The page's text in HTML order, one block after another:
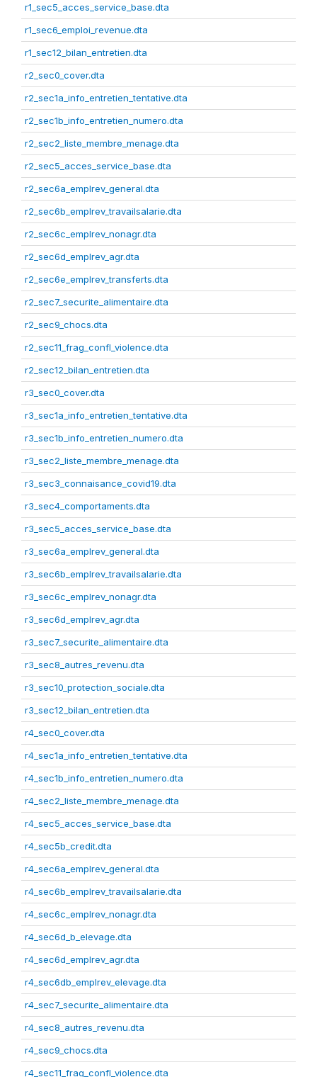
r1_sec5_acces_service_base.dta
r1_sec6_emploi_revenue.dta
r1_sec12_bilan_entretien.dta
r2_sec0_cover.dta
r2_sec1a_info_entretien_tentative.dta
r2_sec1b_info_entretien_numero.dta
r2_sec2_liste_membre_menage.dta
r2_sec5_acces_service_base.dta
r2_sec6a_emplrev_general.dta
r2_sec6b_emplrev_travailsalarie.dta
r2_sec6c_emplrev_nonagr.dta
r2_sec6d_emplrev_agr.dta
r2_sec6e_emplrev_transferts.dta
r2_sec7_securite_alimentaire.dta
r2_sec9_chocs.dta
r2_sec11_frag_confl_violence.dta
r2_sec12_bilan_entretien.dta
r3_sec0_cover.dta
r3_sec1a_info_entretien_tentative.dta
r3_sec1b_info_entretien_numero.dta
r3_sec2_liste_membre_menage.dta
r3_sec3_connaisance_covid19.dta
r3_sec4_comportaments.dta
r3_sec5_acces_service_base.dta
r3_sec6a_emplrev_general.dta
r3_sec6b_emplrev_travailsalarie.dta
r3_sec6c_emplrev_nonagr.dta
r3_sec6d_emplrev_agr.dta
r3_sec7_securite_alimentaire.dta
r3_sec8_autres_revenu.dta
r3_sec10_protection_sociale.dta
r3_sec12_bilan_entretien.dta
r4_sec0_cover.dta
r4_sec1a_info_entretien_tentative.dta
r4_sec1b_info_entretien_numero.dta
r4_sec2_liste_membre_menage.dta
r4_sec5_acces_service_base.dta
r4_sec5b_credit.dta
r4_sec6a_emplrev_general.dta
r4_sec6b_emplrev_travailsalarie.dta
r4_sec6c_emplrev_nonagr.dta
r4_sec6d_b_elevage.dta
r4_sec6d_emplrev_agr.dta
r4_sec6db_emplrev_elevage.dta
r4_sec7_securite_alimentaire.dta
r4_sec8_autres_revenu.dta
r4_sec9_chocs.dta
r4_sec11_frag_confl_violence.dta